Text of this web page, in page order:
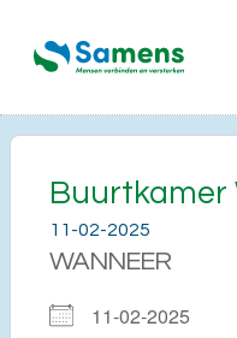
Buurtkamer
11-02-2025
WANNEER
11-02-2025